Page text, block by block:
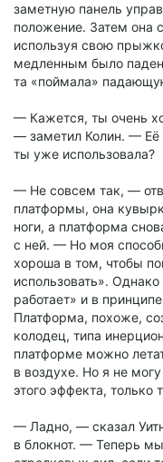
заметную панель
положение. Затем она
используя свою
медленным было
та «поймала»
— Кажется, ты очень
— заметил Колин. — Её
ты уже использовала?
— Не совсем так, —
платформы, она
ноги, а платформа
с ней. — Но моя
хороша в том, чтобы
использовать».
работает» и в
Платформа, похоже,
колодец, типа
платформе можно
в воздухе. Но я не
этого эффекта, только
— Ладно, — сказал
в блокнот. — Теперь